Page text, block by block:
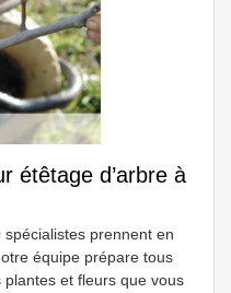
étêtage d’arbre à
prennent en
équipe prépare tous
et fleurs que vous